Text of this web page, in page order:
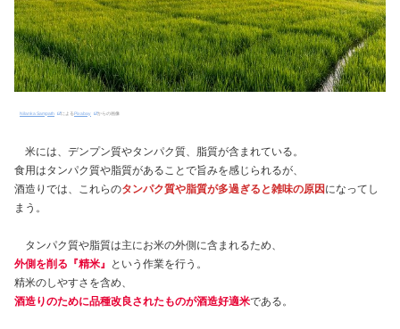
Nilanka Sampath によるPixabay からの画像
米には、デンプン質やタンパク質、脂質が含まれている。
食用はタンパク質や脂質があることで旨みを感じられるが、
酒造りでは、これらのタンパク質や脂質が多過ぎると雑味の原因になってし
まう。
タンパク質や脂質は主にお米の外側に含まれるため、
外側を削る『精米』 という作業を行う。
精米のしやすさを含め、
酒造りのために品種改良されたものが酒造好適米である。